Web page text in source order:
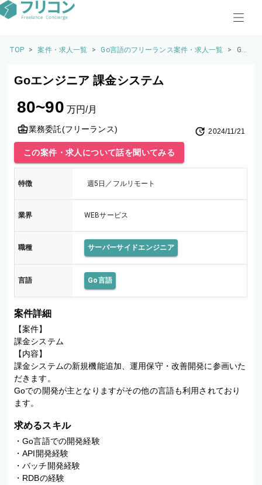
TOP > 案件・求人一覧 > Go言語のフリーランス案件・求人一覧 >
Go
シ
ム
Goエンジニア 課金システム
80~90 万円/月
業務委託(フリーランス) 2024/11/21
この案件・求人について話を聞いてみる
特徴 週5日／フルリモート
業界 WEBサービス
職種 サーバーサイドエンジニア
言語 Go言語
案件詳細
【案件】
課金システム
【内容】
課金システムの新規機能追加、運用保守・改善開発に参画いた
だきます。
Goでの開発が主となりますがその他の言語も利用されており
ます。
求めるスキル
・Go言語での開発経験
・API開発経験
・バッチ開発経験
・RDBの経験